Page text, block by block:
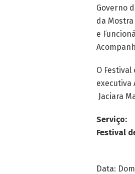
Governo
da
e
O
executiva
Jaciara
Serviço:
Festival
Data: